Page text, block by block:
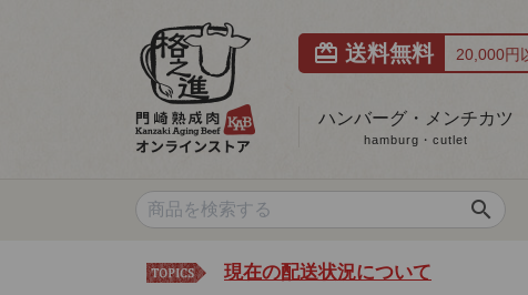
card_giftcard 送料無料 20,000円
ハンバーグ・メンチカツ
hamburg・cutlet
search
現在の配送状況について